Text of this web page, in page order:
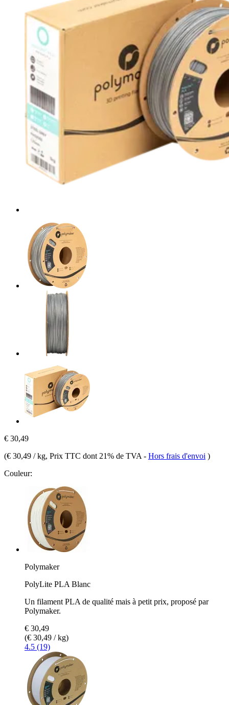
€ 30,49
(€ 30,49 / kg, Prix TTC dont 21% de TVA - Hors frais d'envoi )
Couleur:
Polymaker
PolyLite PLA Blanc
Un filament PLA de qualité mais à petit prix, proposé par
Polymaker.
€ 30,49
(€ 30,49 / kg)
4.5 (19)